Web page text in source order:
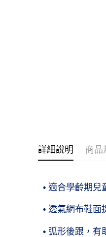
詳細說明 商品
• 適合學齡期兒
• 透氣網布鞋面
• 弧形後跟，有